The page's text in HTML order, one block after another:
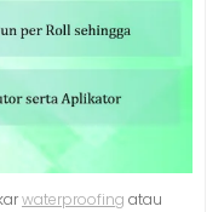
waterproofing atau